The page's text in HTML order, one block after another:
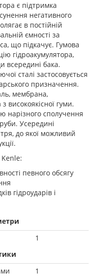
є підтримка
негативного
в постійній
ємності за
що підкачує. Гумова
гідроакумулятора,
всередині бака.
сталі застосовується
призначення.
мембрана,
високоякісної гуми.
нарізного сполучення
Усередині
до якої можливий
Kenle:
певного обсягу
гідроударів і
1
1